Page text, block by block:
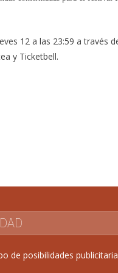
12 a las 23:59 a través
y Ticketbell.
de posibilidades